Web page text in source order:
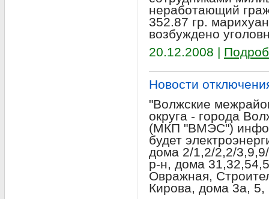
неработающий
352.87 гр.
возбуждено
20.12.2008 |
Новости
"Волжские
округа - города
(МКП "ВМЭС")
будет
дома 2/1,2/2,2/
р-н, дома
Овражная,
Кирова, дома 3а, 5,